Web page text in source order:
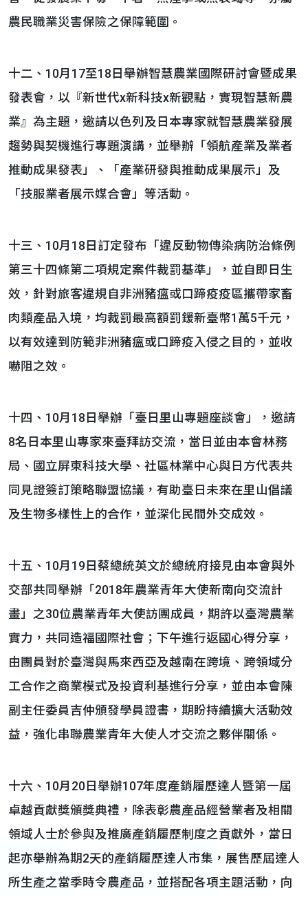
農民職業災害保險之保障範圍。
十二、10月17至18日舉辦智慧農業國際研討會暨成果
發表會，以『新世代x新科技x新觀點，實現智慧新農
業』為主題，邀請以色列及日本專家就智慧農業發展
趨勢與契機進行專題演講，並舉辦「領航產業及業者
推動成果發表」、「產業研發與推動成果展示」及
「技服業者展示媒合會」等活動。
十三、10月18日訂定發布「違反動物傳染病防治條例
第三十四條第二項規定案件裁罰基準」，並自即日生
效，針對旅客違規自非洲豬瘟或口蹄疫疫區攜帶家畜
肉類產品入境，均裁罰最高額罰鍰新臺幣1萬5千元，
以有效達到防範非洲豬瘟或口蹄疫入侵之目的，並收
嚇阻之效。
十四、10月18日舉辦「臺日里山專題座談會」，邀請
8名日本里山專家來臺拜訪交流，當日並由本會林務
局、國立屏東科技大學、社區林業中心與日方代表共
同見證簽訂策略聯盟協議，有助臺日未來在里山倡議
及生物多樣性上的合作，並深化民間外交成效。
十五、10月19日蔡總統英文於總統府接見由本會與外
交部共同舉辦「2018年農業青年大使新南向交流計
畫」之30位農業青年大使訪團成員，期許以臺灣農業
實力，共同造福國際社會；下午進行返國心得分享，
由團員對於臺灣與馬來西亞及越南在跨境、跨領域分
工合作之商業模式及投資利基進行分享，並由本會陳
副主任委員吉仲頒發學員證書，期盼持續擴大活動效
益，強化串聯農業青年大使人才交流之夥伴關係。
十六、10月20日舉辦107年度產銷履歷達人暨第一屆
卓越貢獻獎頒獎典禮，除表彰農產品經營業者及相關
領域人士於參與及推廣產銷履歷制度之貢獻外，當日
起亦舉辦為期2天的產銷履歷達人市集，展售歷屆達人
所生產之當季時令農產品，並搭配各項主題活動，向